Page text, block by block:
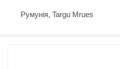
Румунія, Targu Mrues